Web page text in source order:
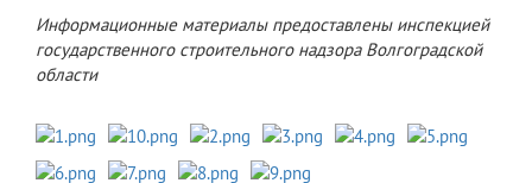
Информационные материалы предоставлены инспекцией
государственного строительного надзора Волгоградской
области